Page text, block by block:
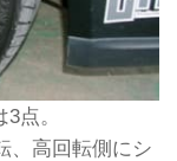
点。
、高回転側にシ